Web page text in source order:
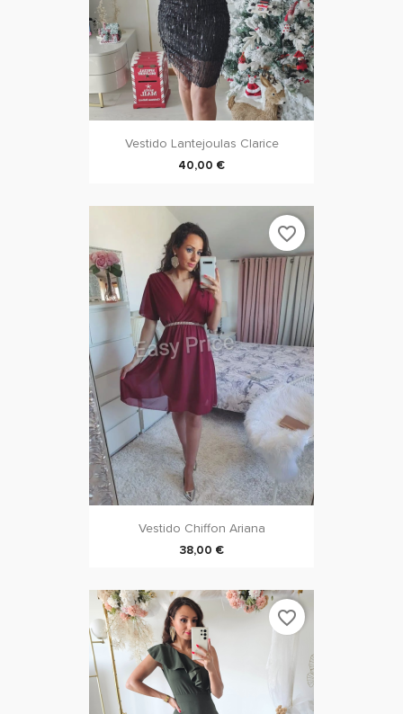
Vestido Lantejoulas Clarice
40,00 €
Vestido Chiffon Ariana
38,00 €
favorite_border
favorite_border